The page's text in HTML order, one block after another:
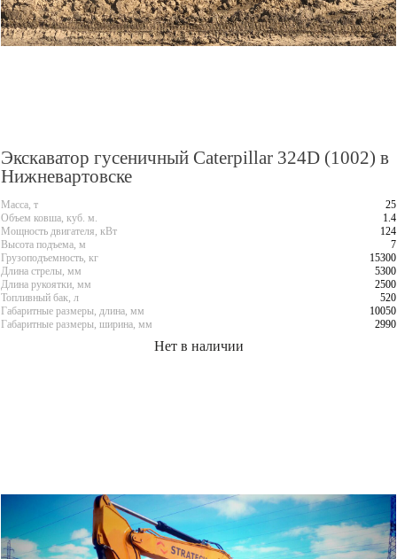
Экскаватор гусеничный Caterpillar 324D (1002) в
Нижневартовске
Масса, т
25
Объем ковша, куб. м.
1.4
Мощность двигателя, кВт
124
Высота подъема, м
7
Грузоподъемность, кг
15300
Длина стрелы, мм
5300
Длина рукоятки, мм
2500
Топливный бак, л
520
Габаритные размеры, длина, мм
10050
Габаритные размеры, ширина, мм
2990
Нет в наличии